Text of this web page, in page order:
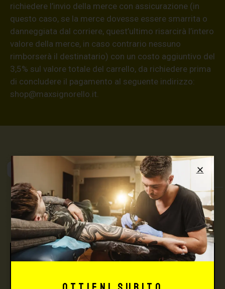
richiedere l’invio della merce con assicurazione (in
questo caso, se la merce dovesse essere smarrita o
danneggiata dal corriere, quest’ultimo risarcirà l’intero
valore della merce, in caso contrario nessuno
rimborserà il destinatario) con un costo aggiuntivo del
3,5% sul valore totale del carrello, da richiedere prima
di concludere il pagamento al seguente indirizzo:
shop@maxsignorello.it
Max Signorello
Tattoo Supply
TUTTO PER IL TUO
TATTOO STUDIO